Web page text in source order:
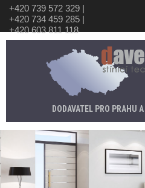
DODAVATEL PRO PRAHU
+420 739 572 329 |
+420 734 459 285 |
+420 603 811 118